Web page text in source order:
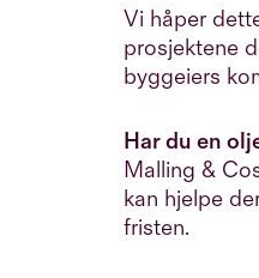
Vi håper
prosjektene
byggeiers
Har du en
Malling &
kan hjelpe
fristen.